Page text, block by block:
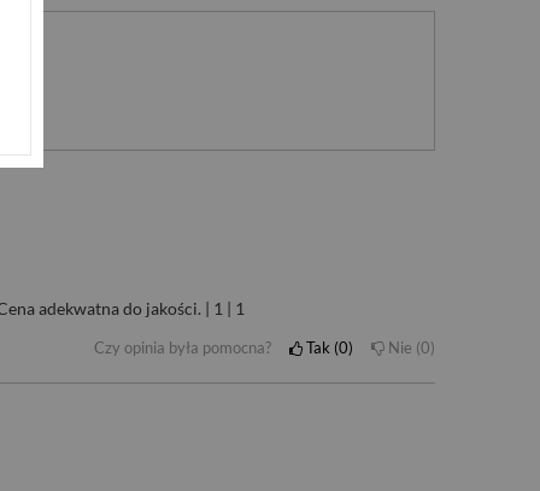
adekwatna do jakości. | 1 | 1
Czy opinia była pomocna? Tak 0 Nie 0